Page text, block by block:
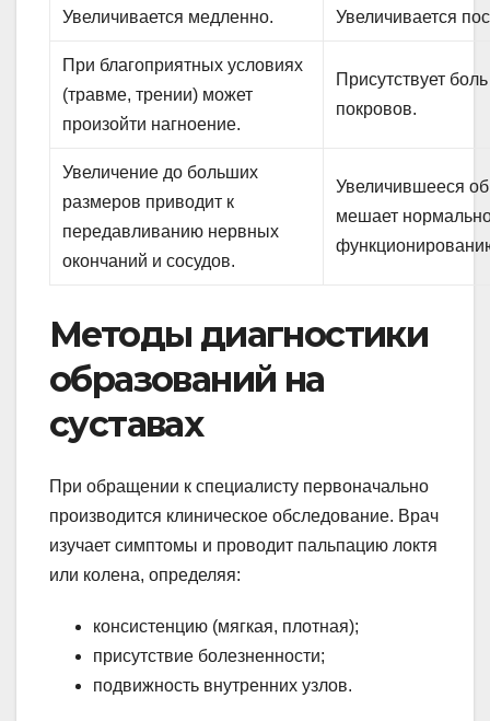
Увеличивается медленно. Увеличивается
При благоприятных условиях
(травме, трении) может
произойти нагноение.
Присутствует
покровов.
Увеличение до больших
размеров приводит к
передавливанию нервных
окончаний и сосудов.
Увеличившееся
мешает
Методы диагностики
образований на
суставах
При обращении к специалисту первоначально
производится клиническое обследование. Врач
изучает симптомы и проводит пальпацию локтя
или колена, определяя:
консистенцию (мягкая, плотная);
присутствие болезненности;
подвижность внутренних узлов.